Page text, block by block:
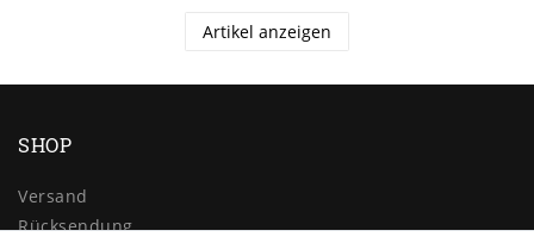
Artikel anzeigen
SHOP
Versand
Rücksendung